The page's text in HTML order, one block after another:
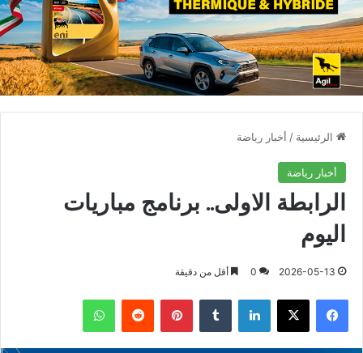
الرئيسية / أخبار رياضة
أخبار رياضة
الرابطة الاولى.. برنامج مباريات
اليوم
2026-05-13
0 أقل من دقيقة
فيسبوك X لينكدإن بينتيريست واتساب